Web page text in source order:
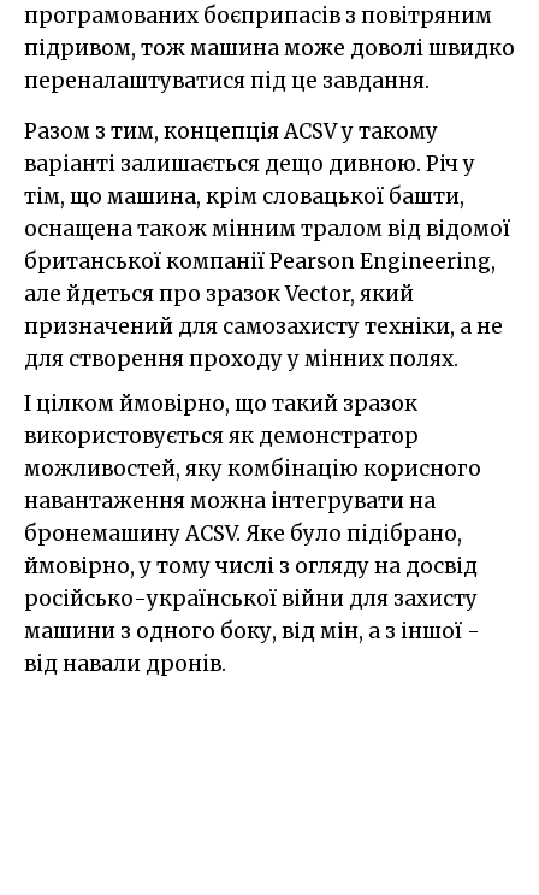
програмованих боєприпасів з повітряним
підривом, тож машина може доволі швидко
переналаштуватися під це завдання.
Разом з тим, концепція ACSV у такому
варіанті залишається дещо дивною. Річ у
тім, що машина, крім словацької башти,
оснащена також мінним тралом від відомої
британської компанії Pearson Engineering,
але йдеться про зразок Vector, який
призначений для самозахисту техніки, а не
для створення проходу у мінних полях.
І цілком ймовірно, що такий зразок
використовується як демонстратор
можливостей, яку комбінацію корисного
навантаження можна інтегрувати на
бронемашину ACSV. Яке було підібрано,
ймовірно, у тому числі з огляду на досвід
російсько-української війни для захисту
машини з одного боку, від мін, а з іншої -
від навали дронів.